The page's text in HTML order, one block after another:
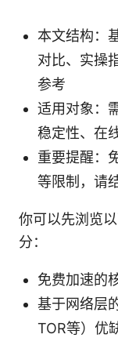
本文结构：
对比、实操
参考
适用对象：
稳定性、在
重要提醒：
等限制，请
你可以先浏览
分：
免费加速的
基于网络层
TOR等）优